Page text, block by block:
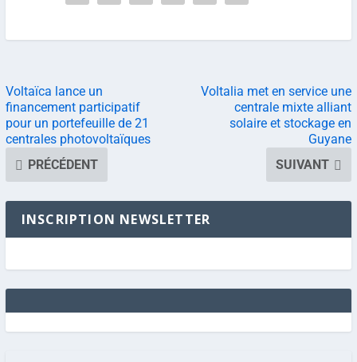
Voltaïca lance un
financement participatif
pour un portefeuille de 21
centrales photovoltaïques
PRÉCÉDENT
Voltalia met en service une
centrale mixte alliant
solaire et stockage en
Guyane
SUIVANT
INSCRIPTION NEWSLETTER